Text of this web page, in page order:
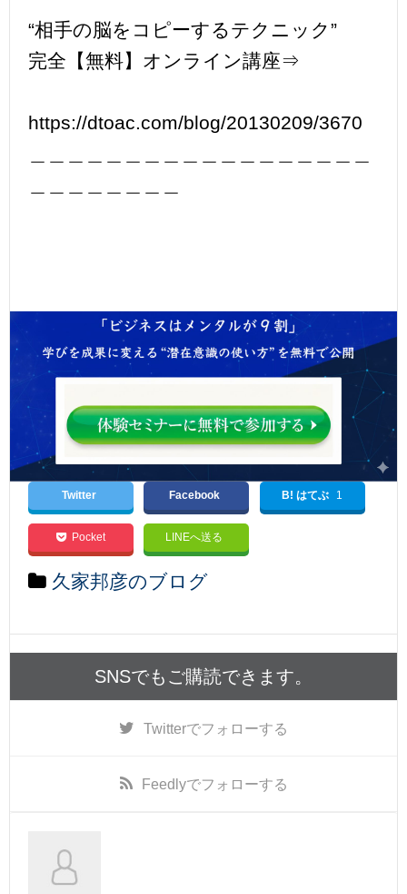
“相手の脳をコピーするテクニック”
完全【無料】オンライン講座⇒
https://dtoac.com/blog/20130209/3670
Twitter Facebook B! はてぶ 1
Pocket LINEへ送る
久家邦彦のブログ
SNSでもご購読できます。
Twitterでフォローする
Feedlyでフォローする